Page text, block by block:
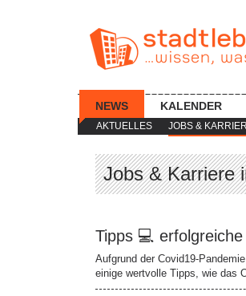
AKTUELLES JOBS &
NEWS KALENDER
Jobs & Karriere
Tipps 💻
Aufgrund der Covid19-
einige wertvolle Tipps, wie das